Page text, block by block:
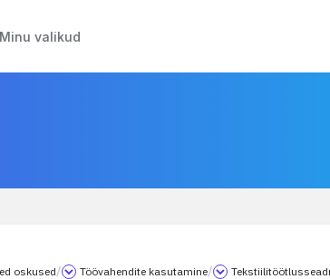
Minu valikud
oskused/ Töövahendite kasutamine/